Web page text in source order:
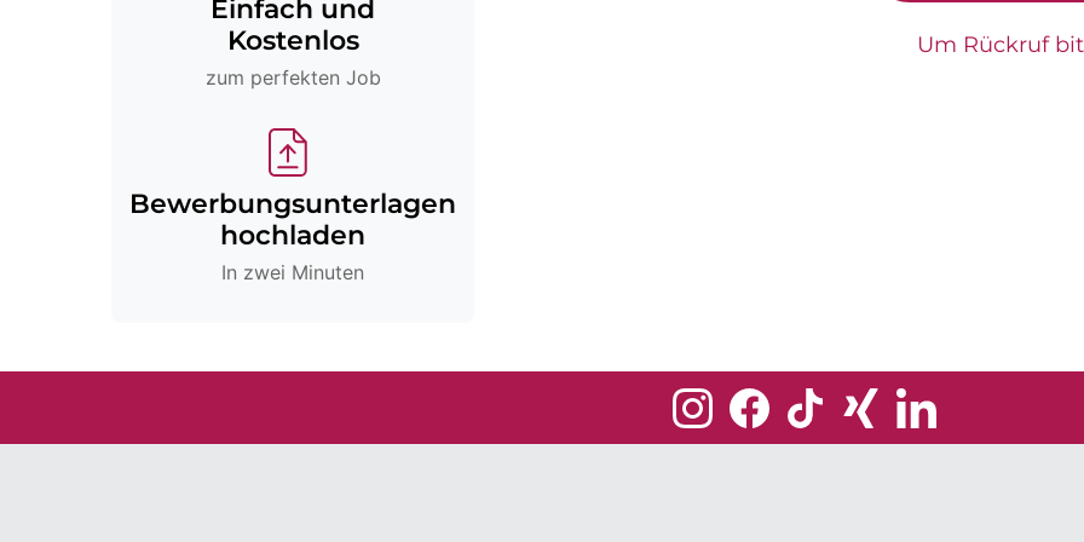
Einfach und
Kostenlos
zum perfekten Job
Bewerbungsunterlagen
hochladen
In zwei Minuten
Um Rückruf